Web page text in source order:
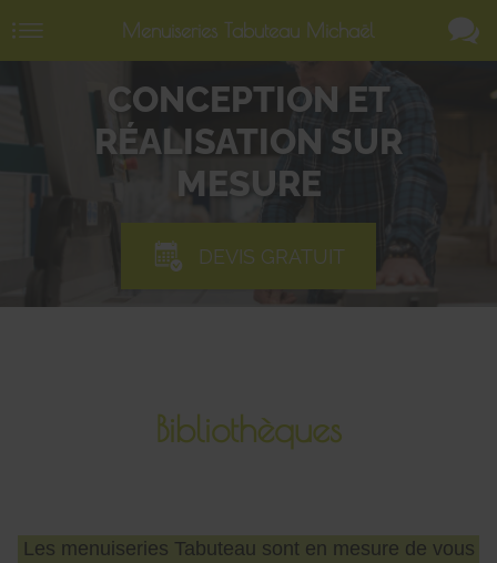
CONCEPTION ET
RÉALISATION SUR
MESURE
DEVIS GRATUIT
Bibliothèques
Les menuiseries Tabuteau sont en mesure de vous
Menuiseries Tabuteau Michaël